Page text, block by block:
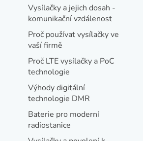
p
i
s
u
Vysílačky a jejich dosah -
komunikační vzdálenost
Proč používat vysílačky ve
vaší firmě
Proč LTE vysílačky a PoC
technologie
Výhody digitální
technologie DMR
Baterie pro moderní
radiostanice